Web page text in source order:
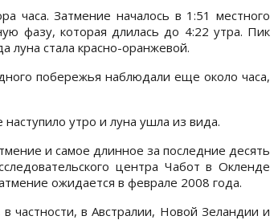
часа. Затмение началось в 1:51 местного
фазу, которая длилась до 4:22 утра. Пик
луна стала красно-оранжевой.
побережья наблюдали еще около часа,
утро и луна ушла из вида.
и самое длинное за последние десять
центра Чабот в Окленде
ожидается в феврале 2008 года.
частности, в Австралии, Новой Зеландии и